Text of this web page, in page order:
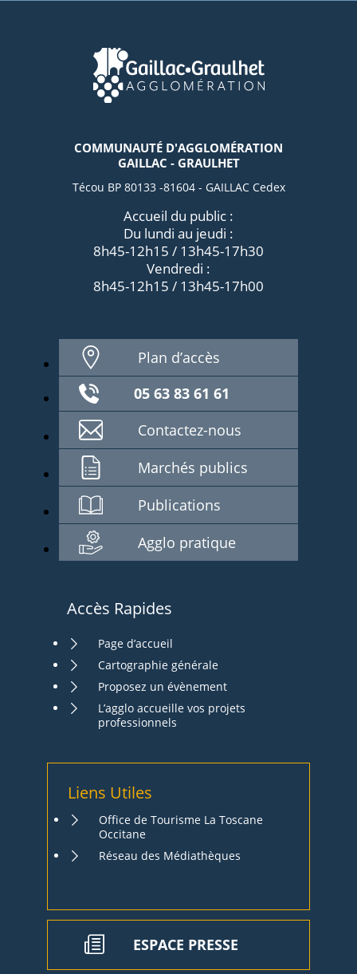
COMMUNAUTÉ D'AGGLOMÉRATION
GAILLAC - GRAULHET
Técou BP 80133 -81604 - GAILLAC Cedex
Accueil du public :
Du lundi au jeudi :
8h45-12h15 / 13h45-17h30
Vendredi :
8h45-12h15 / 13h45-17h00
Plan d’accès
05 63 83 61 61
Contactez-nous
Marchés publics
Publications
Agglo pratique
Accès Rapides
Page d’accueil
Cartographie générale
Proposez un évènement
L’agglo accueille vos projets
professionnels
Liens Utiles
Office de Tourisme La Toscane
Occitane
Réseau des Médiathèques
ESPACE PRESSE